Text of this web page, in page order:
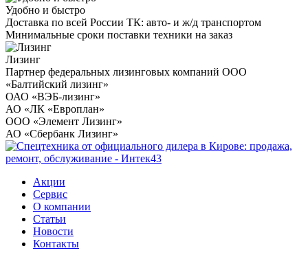
Удобно и быстро
Доставка по всей России ТК: авто- и ж/д транспортом
Минимальные сроки поставки техники на заказ
Лизинг
Партнер федеральных лизинговых компаний ООО
«Балтийский лизинг»
ОАО «ВЭБ-лизинг»
АО «ЛК «Европлан»
ООО «Элемент Лизинг»
АО «Сбербанк Лизинг»
Акции
Сервис
О компании
Статьи
Новости
Контакты